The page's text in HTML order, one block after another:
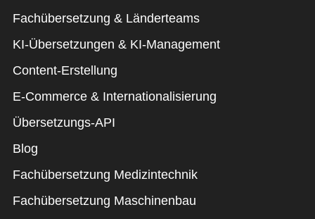
Fachübersetzung & Länderteams
KI-Übersetzungen & KI-Management
Content-Erstellung
E-Commerce & Internationalisierung
Übersetzungs-API
Blog
Fachübersetzung Medizintechnik
Fachübersetzung Maschinenbau